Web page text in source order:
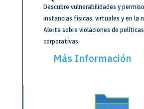
Descubre vulnerabilidades y
instancias físicas, virtuales y en la
Alerta sobre violaciones de políticas
corporativas.
Más Información